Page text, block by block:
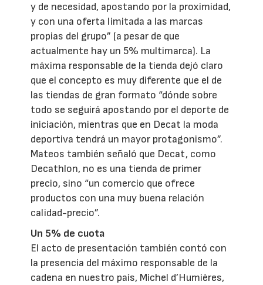
y de necesidad, apostando por la proximidad,
y con una oferta limitada a las marcas
propias del grupo” (a pesar de que
actualmente hay un 5% multimarca). La
máxima responsable de la tienda dejó claro
que el concepto es muy diferente que el de
las tiendas de gran formato “dónde sobre
todo se seguirá apostando por el deporte de
iniciación, mientras que en Decat la moda
deportiva tendrá un mayor protagonismo”.
Mateos también señaló que Decat, como
Decathlon, no es una tienda de primer
precio, sino “un comercio que ofrece
productos con una muy buena relación
calidad-precio”.
Un 5% de cuota
El acto de presentación también contó con
la presencia del máximo responsable de la
cadena en nuestro país, Michel d’Humières,